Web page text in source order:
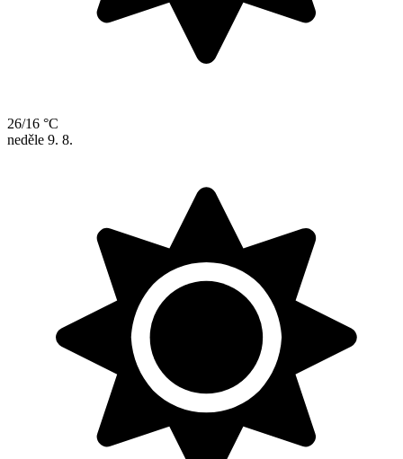
26/16 °C
neděle 9. 8.